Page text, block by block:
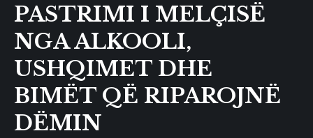
PASTRIMI I MELÇISË
NGA ALKOOLI,
USHQIMET DHE
BIMËT QË RIPAROJNË
DËMIN